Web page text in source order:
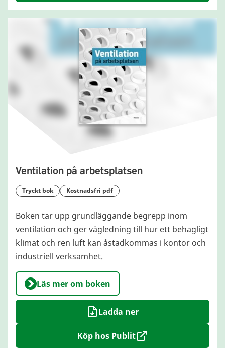
Ventilation på arbetsplatsen
tryckt bok kostnadsfri pdf
Boken tar upp grundläggande begrepp inom
ventilation och ger vägledning till hur ett behagligt
klimat och ren luft kan åstadkommas i kontor och
industriell verksamhet.
Läs mer om boken
Ladda ner
Köp hos Publit